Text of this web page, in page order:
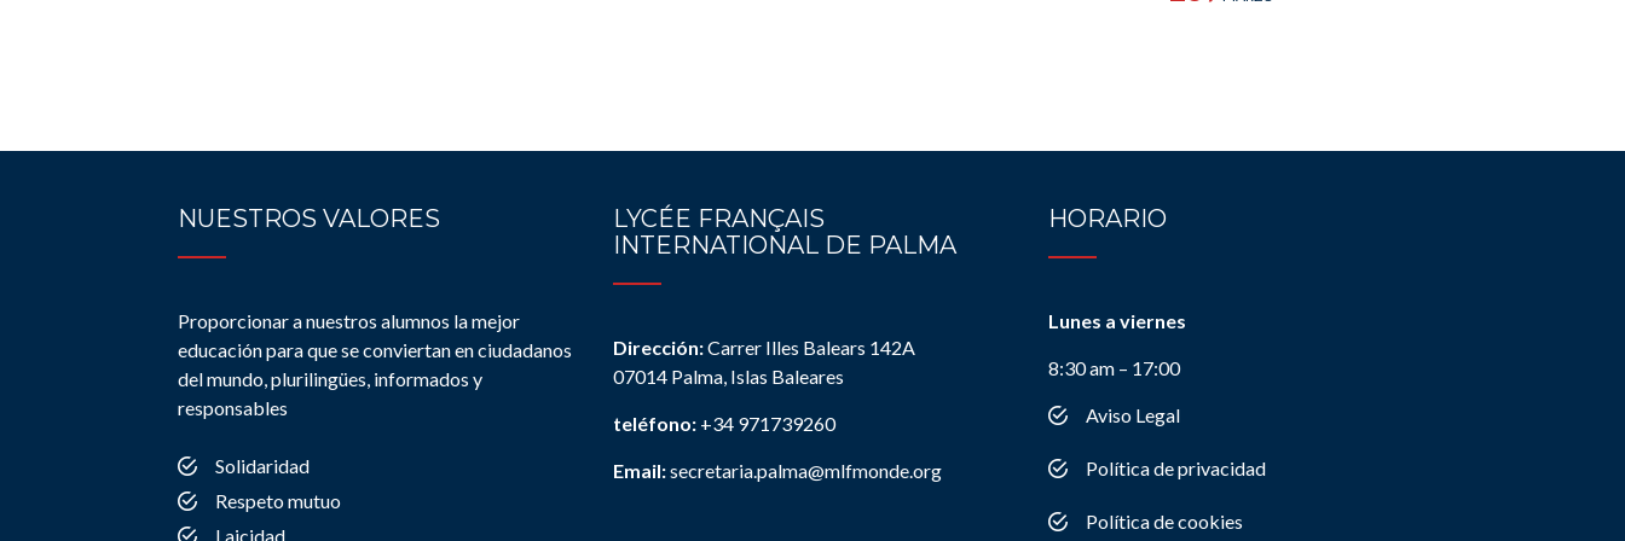
NUESTROS VALORES
Proporcionar a nuestros alumnos la mejor
educación para que se conviertan en ciudadanos
del mundo, plurilingües, informados y
responsables
Solidaridad
Respeto mutuo
Laicidad
LYCÉE FRANÇAIS
INTERNATIONAL DE PALMA
Dirección:Carrer Illes Balears 142A
07014 Palma, Islas Baleares
teléfono: +34 971739260
Email:secretaria.palma@mlfmonde.org
HORARIO
Lunes a viernes
8:30 am – 17:00
Aviso Legal
Política de privacidad
Política de cookies